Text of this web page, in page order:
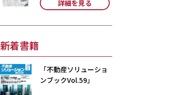
詳細を見る
新着書籍
「不動産ソリューショ
ンブックVol.59」